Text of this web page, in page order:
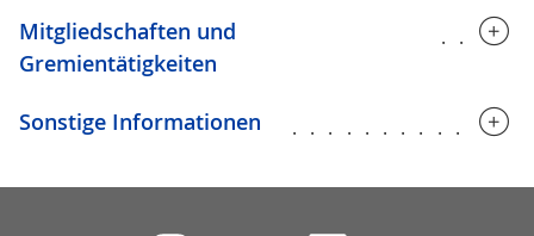
Mitgliedschaften und
Gremientätigkeiten
Sonstige Informationen